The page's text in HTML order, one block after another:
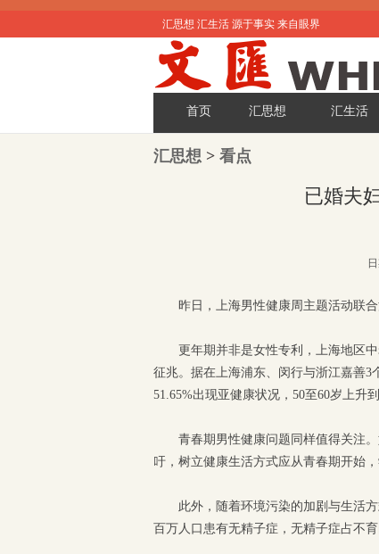
汇思想 汇生活 源于事实 来自眼界
首页 汇思想 汇生活
汇思想 > 看点
已婚夫
昨日，上海男性健康周主题活动联
更年期并非是女性专利，上海地区
征兆。据在上海浦东、闵行与浙江嘉善3
51.65%出现亚健康状况，50至60岁上升
青春期男性健康问题同样值得关注
吁，树立健康生活方式应从青春期开始
此外，随着环境污染的加剧与生活
百万人口患有无精子症，无精子症占不育